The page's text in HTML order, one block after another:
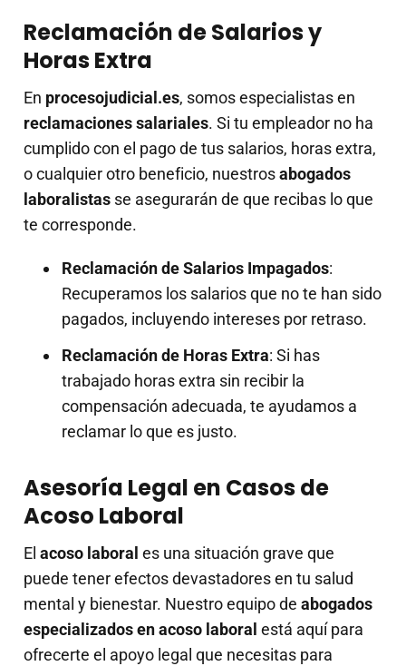
Reclamación de Salarios y
Horas Extra
En procesojudicial.es, somos especialistas en
reclamaciones salariales. Si tu empleador no ha
cumplido con el pago de tus salarios, horas extra,
o cualquier otro beneficio, nuestrosabogados
laboralistas se asegurarán de que recibas lo que
te corresponde.
Reclamación de Salarios Impagados:
Recuperamos los salarios que no te han sido
pagados, incluyendo intereses por retraso.
Reclamación de Horas Extra: Si has
trabajado horas extra sin recibir la
compensación adecuada, te ayudamos a
reclamar lo que es justo.
Asesoría Legal en Casos de
Acoso Laboral
El acoso laboral es una situación grave que
puede tener efectos devastadores en tu salud
mental y bienestar. Nuestro equipo de abogados
especializados en acoso laboral está aquí para
ofrecerte el apoyo legal que necesitas para